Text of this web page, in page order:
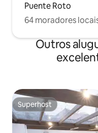
Puente Roto
64 moradores
Outros
Superhost
Superhost